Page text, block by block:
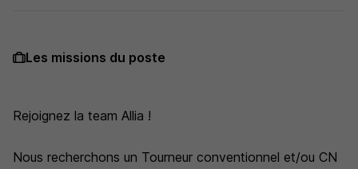
Les missions du poste
Rejoignez la team Allia !
Nous recherchons un Tourneur conventionnel et/ou CN